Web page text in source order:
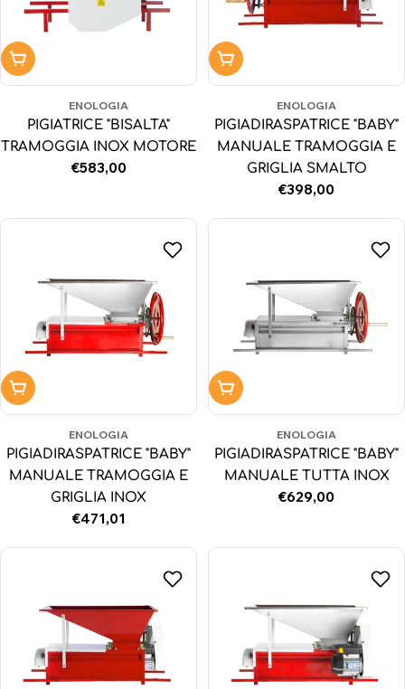
Aggiungi al carrello
ENOLOGIA
PIGIATRICE "BISALTA"
TRAMOGGIA INOX MOTORE
Prezzo
€583,00
Aggiungi al carrello
ENOLOGIA
PIGIADIRASPATRICE "BABY"
MANUALE TRAMOGGIA E
GRIGLIA SMALTO
Prezzo
€398,00
Aggiungi al carrello
ENOLOGIA
PIGIADIRASPATRICE "BABY"
MANUALE TRAMOGGIA E
GRIGLIA INOX
Prezzo
€471,01
Aggiungi al carrello
ENOLOGIA
PIGIADIRASPATRICE "BABY"
MANUALE TUTTA INOX
Prezzo
€629,00